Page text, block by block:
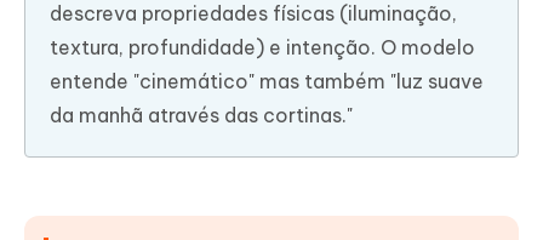
descreva propriedades físicas (iluminação,
textura, profundidade) e intenção. O modelo
entende "cinemático" mas também "luz suave
da manhã através das cortinas."